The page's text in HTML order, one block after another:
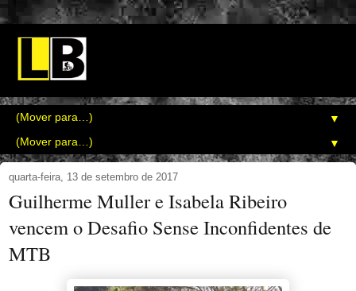
▼
▼
quarta-feira, 13 de setembro de 2017
Guilherme Muller e Isabela Ribeiro
vencem o Desafio Sense Inconfidentes de
MTB